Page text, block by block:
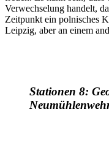
Verwechselung handelt,
Zeitpunkt ein polnisches
Leipzig, aber an einem
Stationen 8: